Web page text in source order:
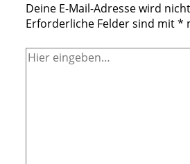
Deine E-Mail-Adresse wird
Erforderliche Felder sind mit*
Hier